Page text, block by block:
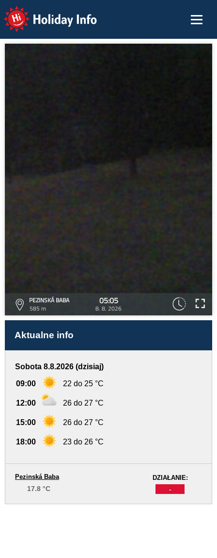
Holiday Info
PEZINSKÁ BABA
585 m
05:05
8. 8. 2026
Aktualne info
Sobota 8.8.2026 (dzisiaj)
09:00 22 do 25 °C
12:00 26 do 27 °C
15:00 26 do 27 °C
18:00 23 do 26 °C
DZIAŁANIE:
-
Pezinská Baba
17.8 °C